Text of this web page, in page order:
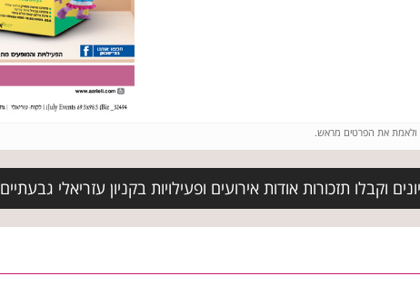
ולאמת את הפרטים מראש.
וקבלו תזכורות אודות אירועים ופעילויות בקניון עזריאלי גבעתיים